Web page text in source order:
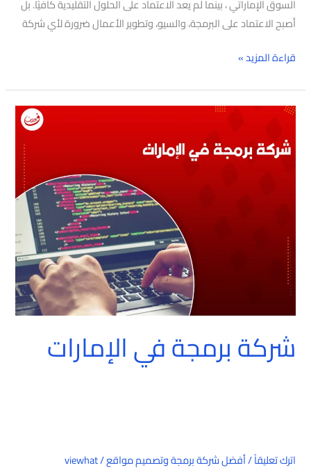
السوق الإماراتي ، بينما لم يعد الاعتماد على الحلول التقليدية كافيًا. بل
أصبح الاعتماد على البرمجة، والسيو، وتطوير الأعمال ضرورة لأي شركة
قراءة المزيد »
شركة برمجة في الإمارات
اترك تعليقاً/أفضل شركة برمجة وتصميم مواقع/
viewhat
شركة
في